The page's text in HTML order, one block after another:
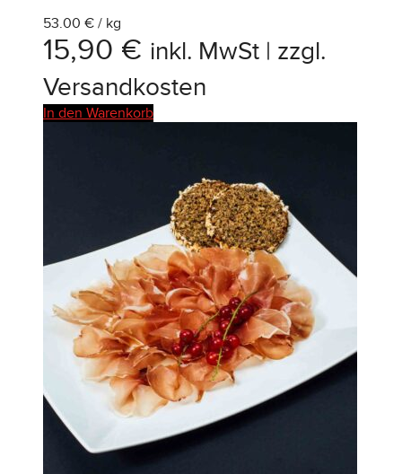
53.00 € / kg
15,90 € inkl. MwSt | zzgl.
Versandkosten
In den Warenkorb